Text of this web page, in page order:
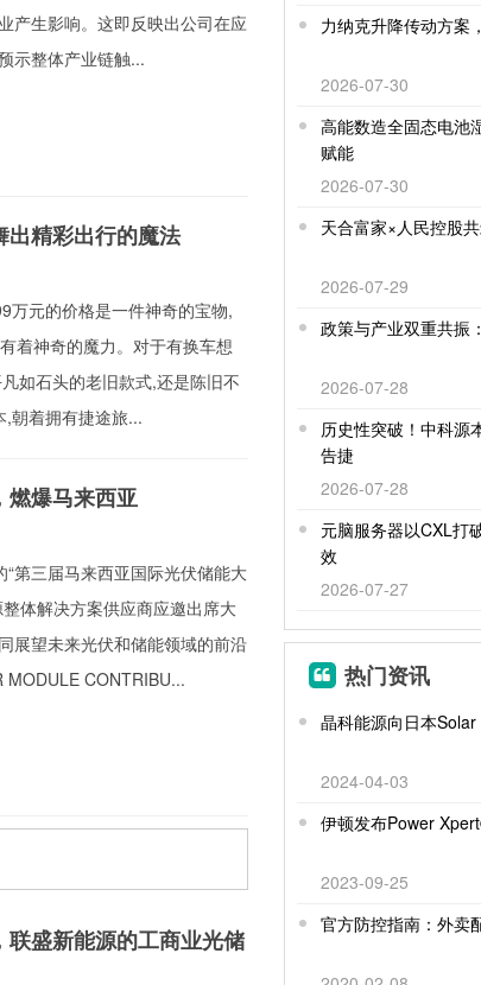
产生影响。这即反映出公司在应
示整体产业链触...
精彩出行的魔法
元的价格是一件神奇的宝物,
着神奇的魔力。对于有换车想
如石头的老旧款式,还是陈旧不
朝着拥有捷途旅...
燃爆马来西亚
三届马来西亚国际光伏储能大
体解决方案供应商应邀出席大
展望未来光伏和储能领域的前沿
CONTRIBU...
盛新能源的工商业光储
力纳克升降传动方案
2026-07-30
高能数造全固态电池
赋能
2026-07-30
天合富家×人民控股
2026-07-29
政策与产业双重共振
2026-07-28
历史性突破！中科源
告捷
2026-07-28
元脑服务器以CXL打
效
2026-07-27
热门资讯
晶科能源向日本
2024-04-03
伊顿发布Power
2023-09-25
官方防控指南：外卖